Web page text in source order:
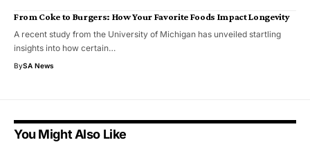
From Coke to Burgers: How Your Favorite Foods Impact Longevity
A recent study from the University of Michigan has unveiled startling
insights into how certain…
BySA News
You Might Also Like